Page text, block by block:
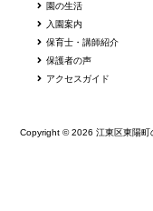
園の生活
入園案内
保育士・講師紹介
保護者の声
アクセスガイド
Copyright © 2026 江東区東陽町